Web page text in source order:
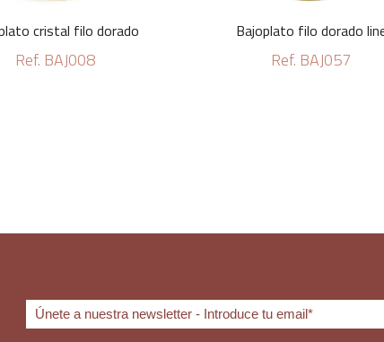
cristal filo dorado
Ref. BAJ008
Bajoplato filo dorado
Ref. BAJ057